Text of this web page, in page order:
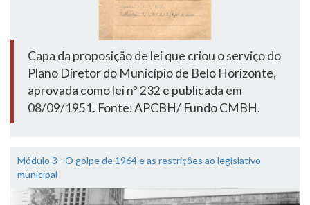
Capa da proposição de lei que criou o serviço do
Plano Diretor do Município de Belo Horizonte,
aprovada como lei nº 232 e publicada em
08/09/1951. Fonte: APCBH/ Fundo CMBH.
Módulo 3 - O golpe de 1964 e as restrições ao legislativo
municipal